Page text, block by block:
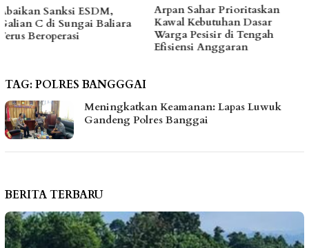
Arpan Sahar Prioritaskan
Kawal Kebutuhan Dasar
Warga Pesisir di Tengah
Fhatia Serap Aspirasi Warga
hingga Bantu Fasilitas
Tempat Ibadah Pakai Dana
Pribadi
TAG: POLRES BANGGGAI
Meningkatkan Keamanan: Lapas Luwuk
Gandeng Polres Banggai
BERITA TERBARU